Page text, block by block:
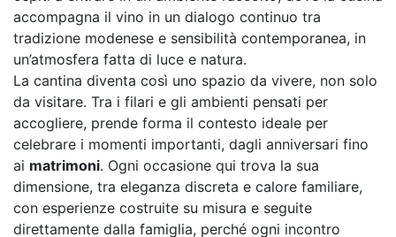
accompagna il vino in un dialogo continuo tra
tradizione modenese e sensibilità contemporanea, in
un’atmosfera fatta di luce e natura.
La cantina diventa così uno spazio da vivere, non solo
da visitare. Tra i filari e gli ambienti pensati per
accogliere, prende forma il contesto ideale per
celebrare i momenti importanti, dagli anniversari fino
ai matrimoni. Ogni occasione qui trova la sua
dimensione, tra eleganza discreta e calore familiare,
con esperienze costruite su misura e seguite
direttamente dalla famiglia, perché ogni incontro